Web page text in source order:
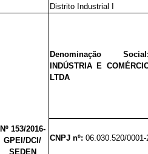
Distrito Industrial I
Nº 153/2016-
GPEI/DCI/
SEDEN
Denominação
INDÚSTRIA E
LTDA
CNPJ nº:06.030.520/0001-